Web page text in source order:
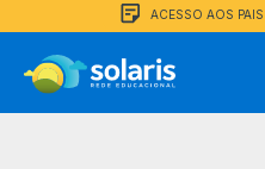
ACESSO AOS